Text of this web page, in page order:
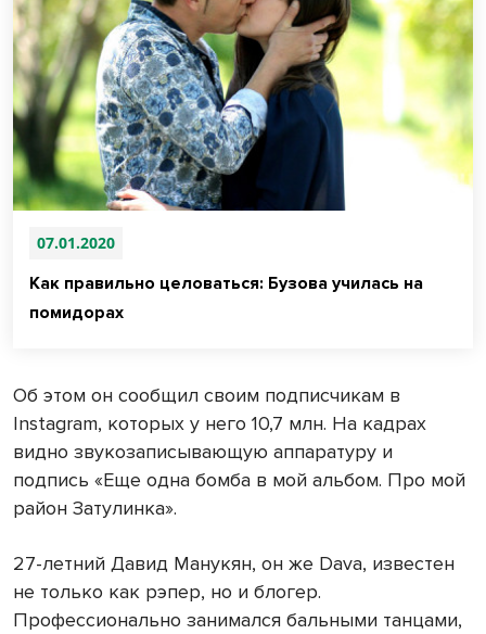
07.01.2020
Как правильно целоваться: Бузова училась на
помидорах
Об этом он сообщил своим подписчикам в
Instagram, которых у него 10,7 млн. На кадрах
видно звукозаписывающую аппаратуру и
подпись «Еще одна бомба в мой альбом. Про мой
район Затулинка».
27-летний Давид Манукян, он же Dava, известен
не только как рэпер, но и блогер.
Профессионально занимался бальными танцами,